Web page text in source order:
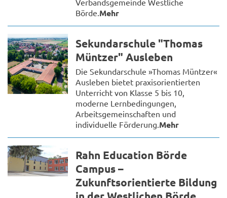
Börde. Mehr
Sekundarschule "Thomas
Müntzer" Ausleben
Die Sekundarschule »Thomas Müntzer«
Ausleben bietet praxisorientierten
Unterricht von Klasse 5 bis 10,
moderne Lernbedingungen,
Arbeitsgemeinschaften und
individuelle Förderung. Mehr
Rahn Education Börde
Campus –
Zukunftsorientierte Bildung